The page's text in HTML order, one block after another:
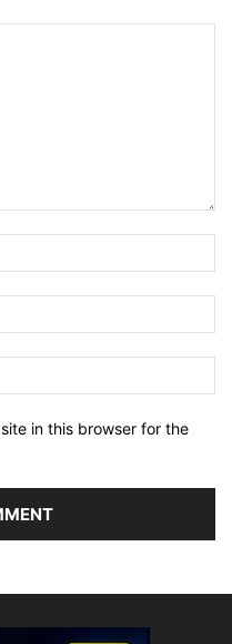
in this browser for the